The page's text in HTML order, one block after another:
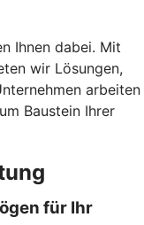
Ihnen dabei. Mit
wir Lösungen,
arbeiten
Baustein Ihrer
für Ihr